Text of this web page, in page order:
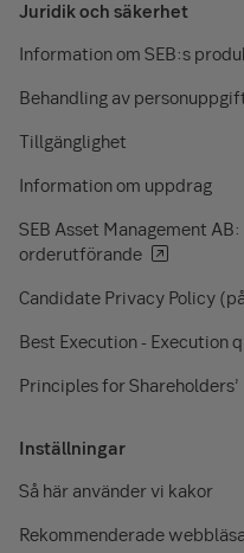
Juridik och säkerhet
Information om SEB:s
Behandling av
Tillgänglighet
Information om uppdrag
SEB Asset Management
orderutförande
Candidate Privacy Policy
Best Execution -
Principles for
Inställningar
Så här använder vi kakor
Rekommenderade